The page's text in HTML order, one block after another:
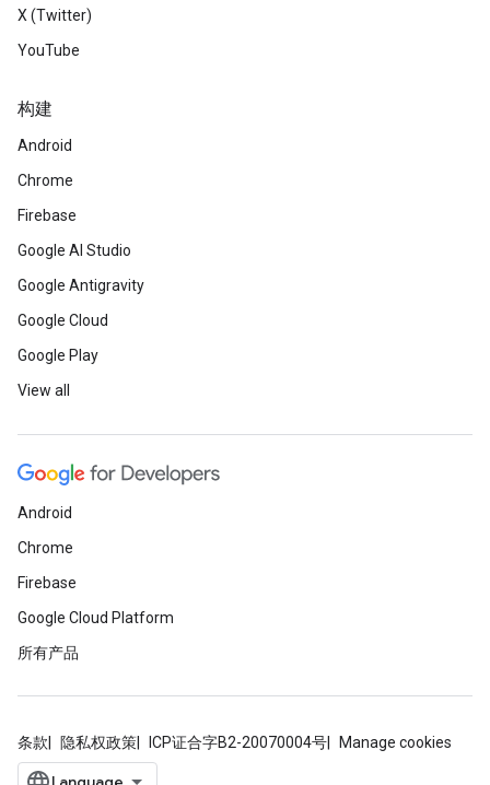
X (Twitter)
YouTube
构建
Android
Chrome
Firebase
Google AI Studio
Google Antigravity
Google Cloud
Google Play
View all
Android
Chrome
Firebase
Google Cloud Platform
所有产品
条款 隐私权政策 ICP证合字B2-20070004号 Manage cookies